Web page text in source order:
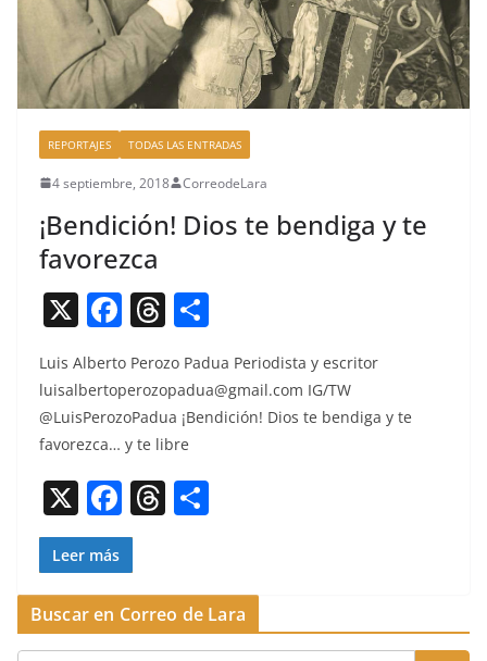
REPORTAJES TODAS LAS ENTRADAS
4 septiembre, 2018 CorreodeLara
¡Bendición! Dios te bendiga y te
favorezca
X F
c
e
b
o
o
k
T
re
a
d
s
o
m
p
Luis Alber­to Per­o­zo Pad­ua Peri­odista y escritor
luisalbertoperozopadua@gmail.com IG/TW
@LuisPerozoPadua ¡Ben­di­ción! Dios te bendi­ga y te
favorez­ca… y te libre
X F
a
c
e
b
T
a
d
p
ar
Leer más
Buscar en Correo de Lara